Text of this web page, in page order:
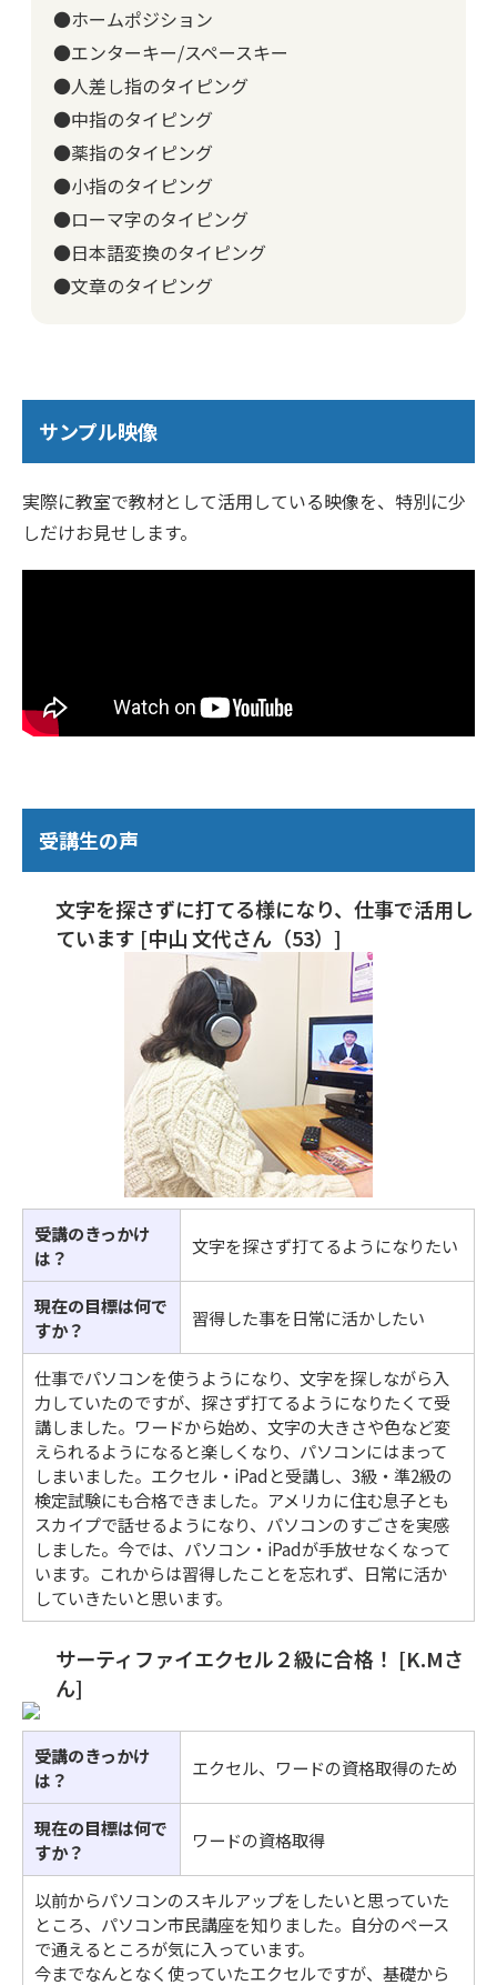
●ホームポジション
●エンターキー/スペースキー
●人差し指のタイピング
●中指のタイピング
●薬指のタイピング
●小指のタイピング
●ローマ字のタイピング
●日本語変換のタイピング
●文章のタイピング
サンプル映像
実際に教室で教材として活用している映像を、特別に少
しだけお見せします。
受講生の声
文字を探さずに打てる様になり、仕事で活用し
ています [中山 文代さん（53）]
受講のきっかけ
は？
文字を探さず打てるようになりたい
現在の目標は何で
すか？
習得した事を日常に活かしたい
仕事でパソコンを使うようになり、文字を探しながら入
力していたのですが、探さず打てるようになりたくて受
講しました。ワードから始め、文字の大きさや色など変
えられるようになると楽しくなり、パソコンにはまって
しまいました。エクセル・iPadと受講し、3級・準2級の
検定試験にも合格できました。アメリカに住む息子とも
スカイプで話せるようになり、パソコンのすごさを実感
しました。今では、パソコン・iPadが手放せなくなって
います。これからは習得したことを忘れず、日常に活か
していきたいと思います。
サーティファイエクセル２級に合格！ [K.Mさ
ん]
受講のきっかけ
は？
エクセル、ワードの資格取得のため
現在の目標は何で
すか？
ワードの資格取得
以前からパソコンのスキルアップをしたいと思っていた
ところ、パソコン市民講座を知りました。自分のペース
で通えるところが気に入っています。
今までなんとなく使っていたエクセルですが、基礎から